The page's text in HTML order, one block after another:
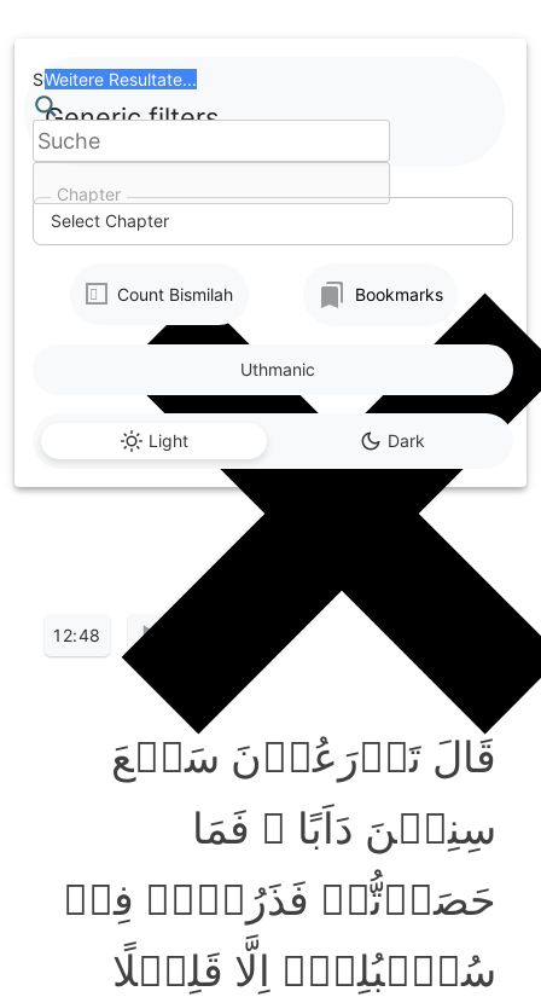
to
content
Chapter
Select Chapter
Search
Weitere Resultate...
Generic filters
Count Bismilah Bookmarks
Light Dark
Uthmanic
12:48
قَالَ تَزۡرَعُوۡنَ سَبۡعَ
سِنِیۡنَ دَاَبًا ۚ فَمَا
حَصَدۡتُّمۡ فَذَرُوۡہُ فِیۡ
سُنۡۢبُلِہٖۤ اِلَّا قَلِیۡلًا